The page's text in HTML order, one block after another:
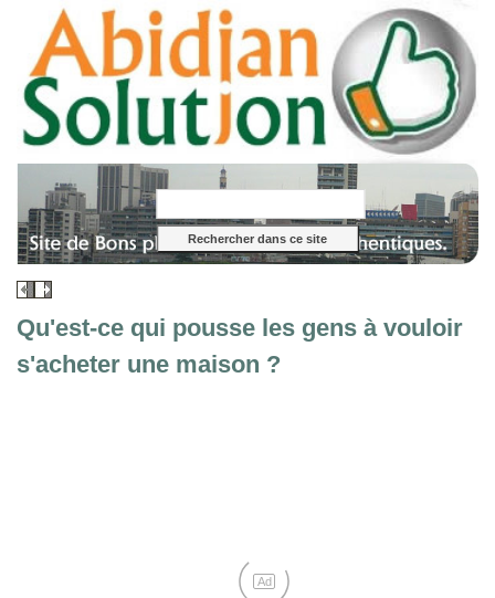
Qu'est-ce qui pousse les gens à vouloir
s'acheter une maison ?
Ad